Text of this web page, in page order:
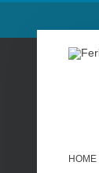
HOME